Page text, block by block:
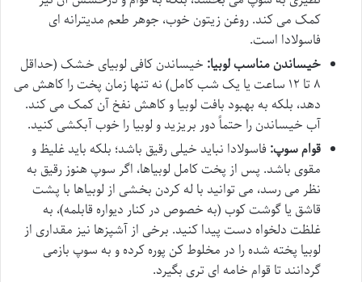
کمک می کند. روغن زیتون خوب، جوهر طعم مدیترانه ای
فاسولادا است.
خیساندن مناسب لوبیا: خیساندن کافی لوبیای خشک (حداقل
۸ تا ۱۲ ساعت یا یک شب کامل) نه تنها زمان پخت را کاهش می
دهد، بلکه به بهبود بافت لوبیا و کاهش نفخ آن کمک می کند.
آب خیساندن را حتماً دور بریزید و لوبیا را خوب آبکشی کنید.
قوام سوپ: فاسولادا نباید خیلی رقیق باشد؛ بلکه باید غلیظ و
مقوی باشد. پس از پخت کامل لوبیاها، اگر سوپ هنوز رقیق به
نظر می رسد، می توانید با له کردن بخشی از لوبیاها با پشت
قاشق یا گوشت کوب (به خصوص در کنار دیواره قابلمه)، به
غلظت دلخواه دست پیدا کنید. برخی از آشپزها نیز مقداری از
لوبیا پخته شده را در مخلوط کن پوره کرده و به سوپ بازمی
گردانند تا قوام خامه ای تری بگیرد.